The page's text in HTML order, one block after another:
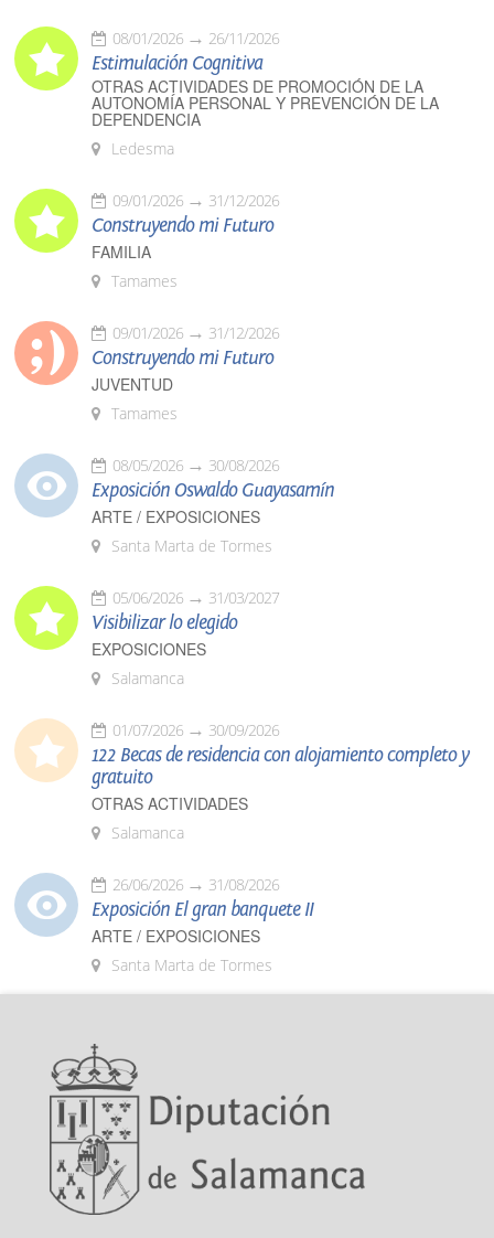
08/01/2026 26/11/2026
Estimulación Cognitiva
OTRAS ACTIVIDADES DE PROMOCIÓN DE LA
AUTONOMÍA PERSONAL Y PREVENCIÓN DE LA
DEPENDENCIA
Ledesma
09/01/2026 31/12/2026
Construyendo mi Futuro
FAMILIA
Tamames
09/01/2026 31/12/2026
Construyendo mi Futuro
JUVENTUD
Tamames
08/05/2026 30/08/2026
Exposición Oswaldo Guayasamín
ARTE / EXPOSICIONES
Santa Marta de Tormes
05/06/2026 31/03/2027
Visibilizar lo elegido
EXPOSICIONES
Salamanca
01/07/2026 30/09/2026
122 Becas de residencia con alojamiento completo y
gratuito
OTRAS ACTIVIDADES
Salamanca
26/06/2026 31/08/2026
Exposición El gran banquete II
ARTE / EXPOSICIONES
Santa Marta de Tormes